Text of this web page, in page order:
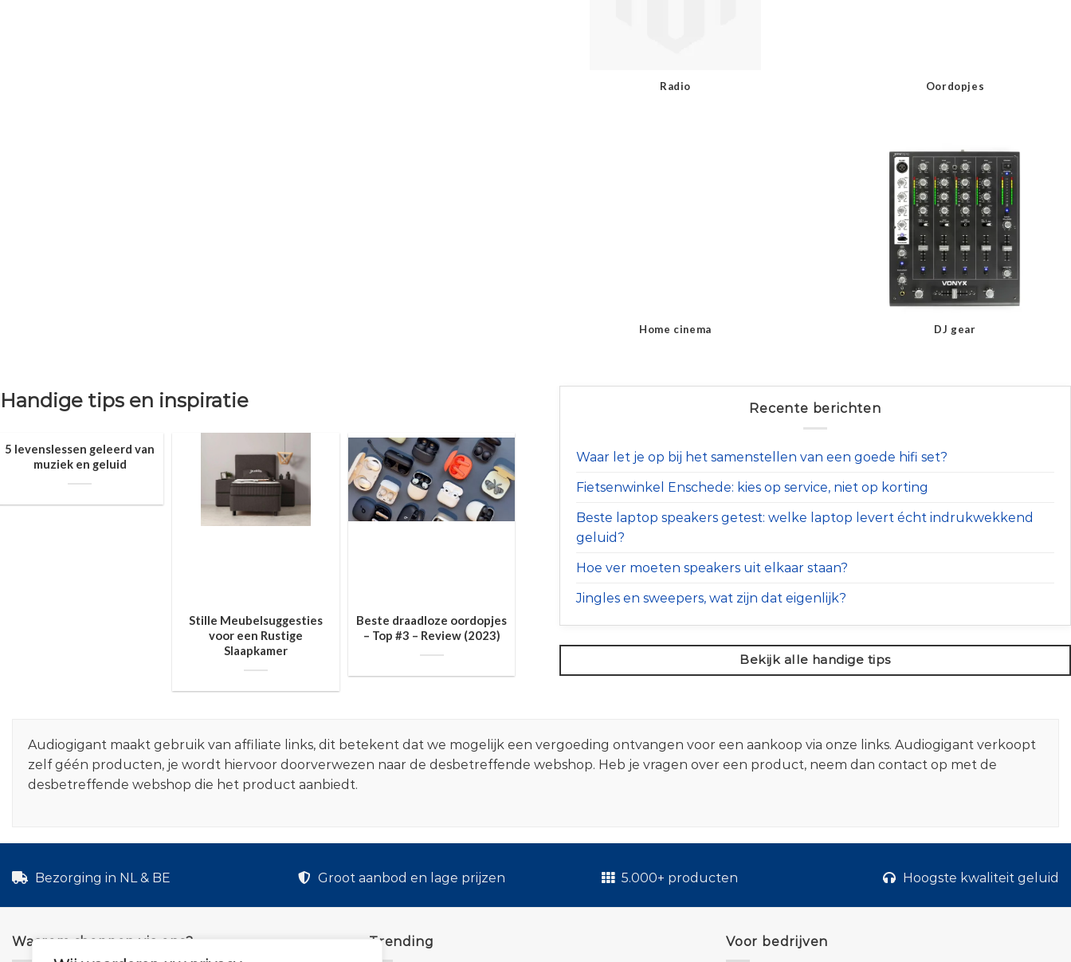
Radio Oordopjes
Home cinema DJ gear
Handige tips en inspiratie
5 levenslessen geleerd van
muziek en geluid
Stille Meubelsuggesties
voor een Rustige
Slaapkamer
Beste draadloze oordopjes
– Top #3 – Review (2023)
Recente berichten
Waar let je op bij het samenstellen van een goede hifi set?
Fietsenwinkel Enschede: kies op service, niet op korting
Beste laptop speakers getest: welke laptop levert écht indrukwekkend
geluid?
Hoe ver moeten speakers uit elkaar staan?
Jingles en sweepers, wat zijn dat eigenlijk?
Bekijk alle handige tips
Audiogigant maakt gebruik van affiliate links, dit betekent dat we mogelijk een vergoeding ontvangen voor een aankoop via onze links. Audiogigant verkoopt
zelf géén producten, je wordt hiervoor doorverwezen naar de desbetreffende webshop. Heb je vragen over een product, neem dan contact op met de
desbetreffende webshop die het product aanbiedt.
Bezorging in NL & BE Groot aanbod en lage prijzen 5.000+ producten Hoogste kwaliteit geluid
Waarom shoppen via ons? Trending Voor bedrijven